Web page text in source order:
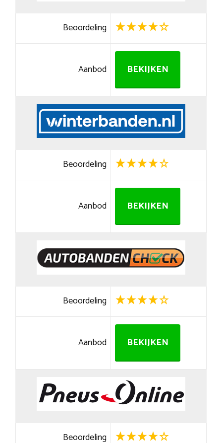
Beoordeling
Aanbod BEKIJKEN
Beoordeling
Aanbod BEKIJKEN
Beoordeling
Aanbod BEKIJKEN
Beoordeling